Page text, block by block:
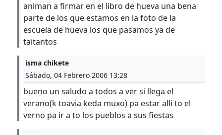
animan a firmar en el libro de hueva una bena
parte de los que estamos en la foto de la
escuela de hueva los que pasamos ya de
taitantos
isma chikete
Sábado, 04 Febrero 2006 13:28
bueno un saludo a todos a ver si llega el
verano(k toavia keda muxo) pa estar alli to el
verno pa ir a to los pueblos a sus fiestas